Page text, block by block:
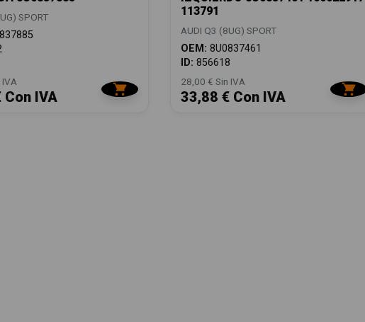
SPORT
Con IVA
113791
AUDI Q3 (8UG) SPORT
OEM: 8U0837461
ID: 856618
28,00 € Sin IVA
33,88 € Con IVA